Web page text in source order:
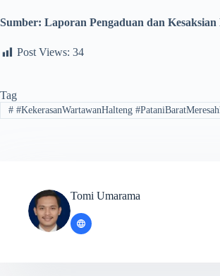
Sumber: Laporan Pengaduan dan
Post Views: 34
Tag
##KekerasanWartawanHalteng
Tomi Umarama